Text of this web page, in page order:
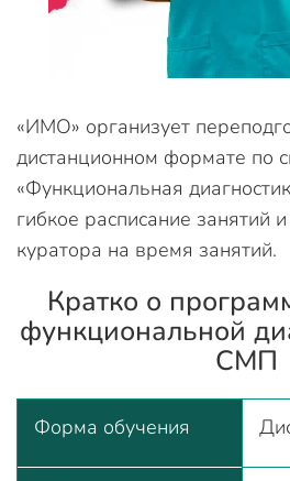
«ИМО» организует
дистанционном формате по
«Функциональная
гибкое расписание занятий
куратора на время занятий.
Кратко о
функциональной
СМП
Форма обучения